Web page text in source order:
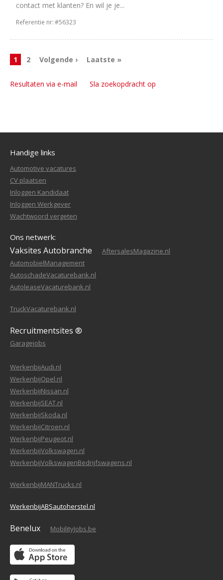
contact met klanten? En wil je je...
Referentie nr:#56323
1 2 Volgende › Laatste »
Resultaten via e-mail Sla zoekopdracht op
Handige links
Automotive vacatures
CV plaatsen
Inloggen Kandidaat
Inloggen Werkgever
Wachtwoord vergeten
Ons netwerk:
Vaksites Autobranche
AftersalesMagazine.nl
AutomobielManagement
AutoschadeVacaturebank.nl
AutoleaseVacaturebank.nl
TruckVacaturebank.nl
Recruitmentsites ®
Garagejobs
WerkenbijAudi.nl
WerkenbijOpel.nl
WerkenbijNissan.nl
WerkenbijSEAT.nl
WerkenbijSkoda.nl
WerkenbijCitroen.nl
WerkenbijPeugeot.nl
WerkenbijVolkswagen.nl
WerkenbijVolkswagenBedrijfswagens.nl
WerkenbijMANTrucks.nl
WerkenbijABSautoherstel.nl
Benelux MobilityJobs.be